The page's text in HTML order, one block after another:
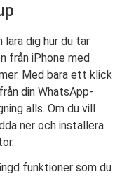
lära dig hur du tar
från iPhone med
Med bara ett klick
din WhatsApp-
alls. Om du vill
ner och installera
funktioner som du